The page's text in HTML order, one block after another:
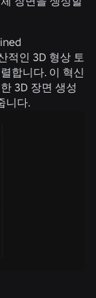
적인 3D 형상 토
합니다. 이 혁신
3D 장면 생성
니다.